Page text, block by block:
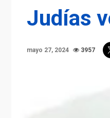
Judías
mayo 27, 2024 3957